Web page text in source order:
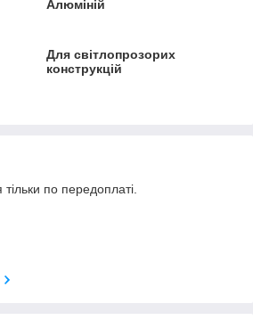
Алюміній
Для світлопрозорих
конструкцій
по передоплаті.